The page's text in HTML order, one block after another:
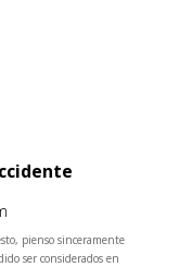
pienso sinceramente
ser considerados en